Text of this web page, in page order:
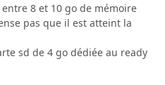
8 et 10 go de mémoire
pas que il est atteint la
sd de 4 go dédiée au ready